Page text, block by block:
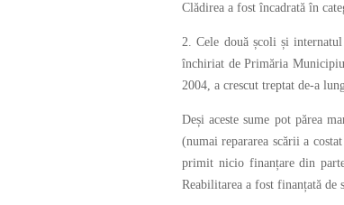
Clădirea a fost încadrată în
2. Cele două școli și
închiriat de Primăria
2004, a crescut treptat de-a
Deși aceste sume pot părea
(numai repararea scării a
primit nicio finanțare din
Reabilitarea a fost finanțată de